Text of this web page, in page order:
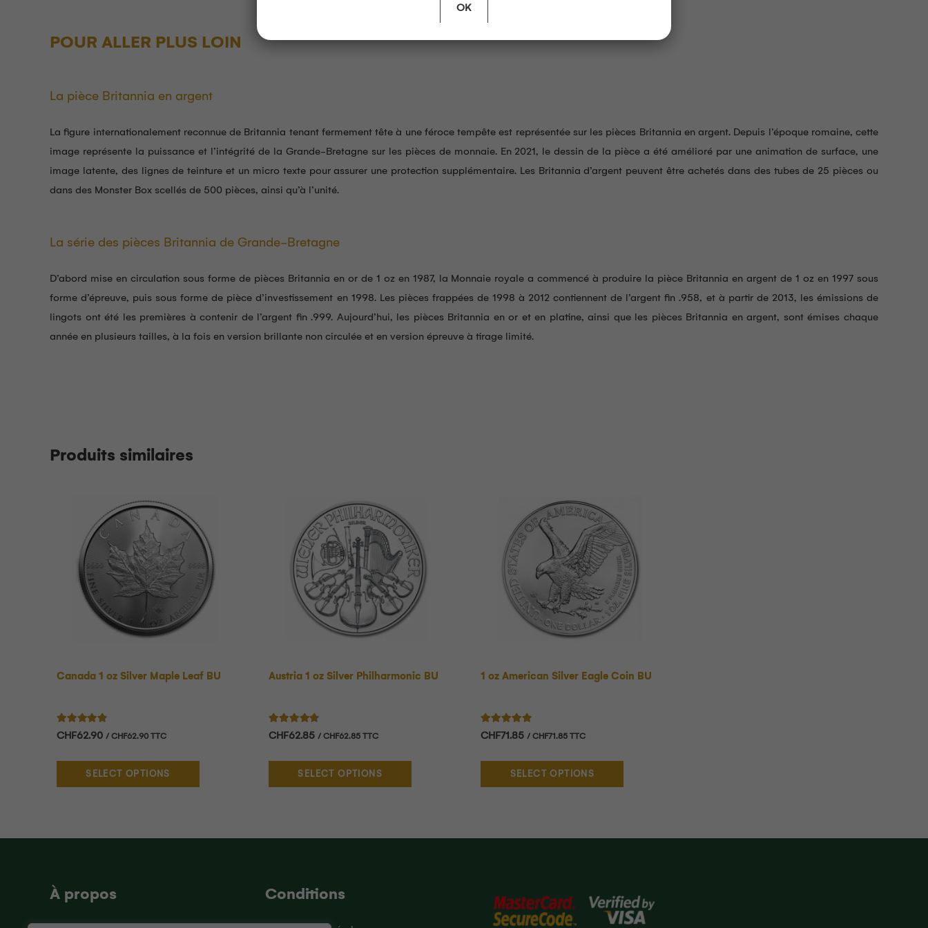
POUR ALLER PLUS LOIN
La pièce Britannia en argent
La figure internationalement reconnue de Britannia tenant fermement tête à une féroce tempête est représentée sur les pièces Britannia en argent. Depuis l’époque romaine, cette
image représente la puissance et l’intégrité de la Grande-Bretagne sur les pièces de monnaie. En 2021, le dessin de la pièce a été amélioré par une animation de surface, une
image latente, des lignes de teinture et un micro texte pour assurer une protection supplémentaire. Les Britannia d’argent peuvent être achetés dans des tubes de 25 pièces ou
dans des Monster Box scellés de 500 pièces, ainsi qu’à l’unité.
La série des pièces Britannia de Grande-Bretagne
D’abord mise en circulation sous forme de pièces Britannia en or de 1 oz en 1987, la Monnaie royale a commencé à produire la pièce Britannia en argent de 1 oz en 1997 sous
forme d’épreuve, puis sous forme de pièce d’investissement en 1998. Les pièces frappées de 1998 à 2012 contiennent de l’argent fin .958, et à partir de 2013, les émissions de
lingots ont été les premières à contenir de l’argent fin .999. Aujourd’hui, les pièces Britannia en or et en platine, ainsi que les pièces Britannia en argent, sont émises chaque
année en plusieurs tailles, à la fois en version brillante non circulée et en version épreuve à tirage limité.
Produits similaires
Canada 1 oz Silver Maple Leaf BU
Note 4.56
CHF62.90 / CHF62.90 TTC
SELECT OPTIONS
Austria 1 oz Silver Philharmonic BU
Note 4.50
CHF62.85 /CHF62.85 TTC
SELECT OPTIONS
1 oz American Silver Eagle Coin BU
Note5.00
CHF71.85 /CHF71.85 TTC
SELECT OPTIONS
À propos Conditions
OK